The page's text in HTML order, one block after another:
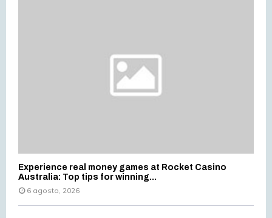
Experience real money games at Rocket Casino
Australia: Top tips for winning...
6 agosto, 2026